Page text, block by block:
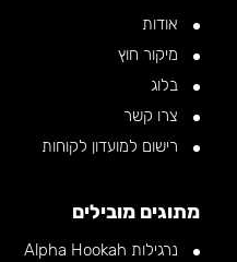
אודות
מיקור חוץ
בלוג
צרו קשר
רישום למועדון לקוחות
מתוגים מובילים
נרגילות Alpha Hookah